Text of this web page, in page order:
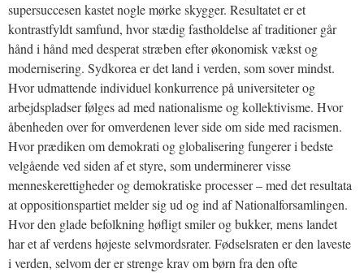
supersuccesen kastet nogle mørke skygger. Resultatet er et
kontrastfyldt samfund, hvor stædig fastholdelse af traditioner går
hånd i hånd med desperat stræben efter økonomisk vækst og
modernisering. Sydkorea er det land i verden, som sover mindst.
Hvor udmattende individuel konkurrence på universiteter og
arbejdspladser følges ad med nationalisme og kollektivisme. Hvor
åbenheden over for omverdenen lever side om side med racismen.
Hvor prædiken om demokrati og globalisering fungerer i bedste
velgående ved siden af et styre, som underminerer visse
menneskerettigheder og demokratiske processer – med det resultata
at oppositionspartiet melder sig ud og ind af Nationalforsamlingen.
Hvor den glade befolkning høfligt smiler og bukker, mens landet
har et af verdens højeste selvmordsrater. Fødselsraten er den laveste
i verden, selvom der er strenge krav om børn fra den ofte